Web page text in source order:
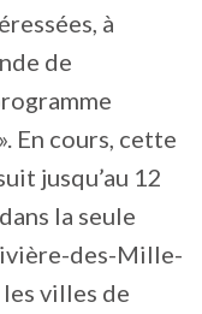
à
de
En cours, cette
jusqu’au 12
la seule
des-Mille-
villes de